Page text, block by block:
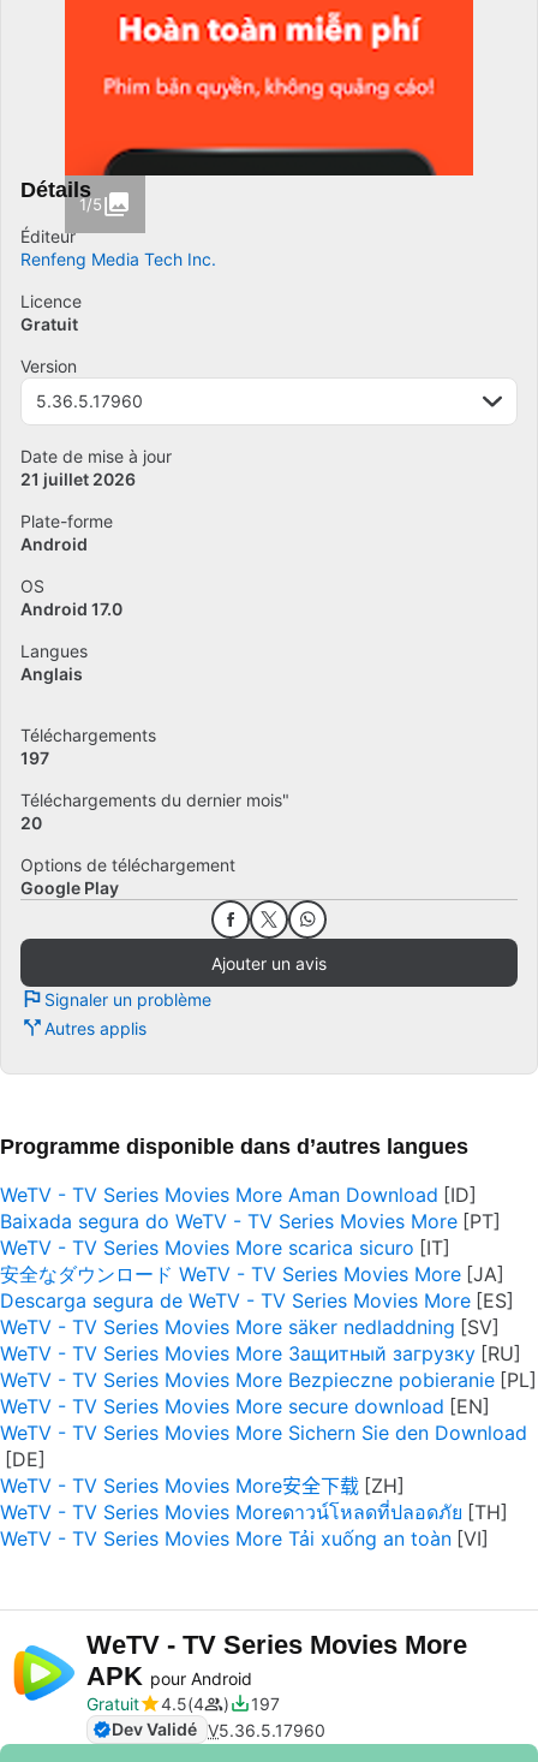
1/5
Détails
Éditeur
Renfeng Media Tech Inc.
Licence
Gratuit
Version
5.36.5.17960
Date de mise à jour
21 juillet 2026
Plate-forme
Android
OS
Android 17.0
Langues
Anglais
Téléchargements
197
Téléchargements du dernier mois"
20
Options de téléchargement
Google Play
Ajouter un avis
Signaler un problème
Autres applis
Programme disponible dans d’autres langues
WeTV - TV Series Movies More Aman Download
Baixada segura do WeTV - TV Series Movies More
WeTV - TV Series Movies More scarica sicuro
安全なダウンロード WeTV - TV Series Movies More
Descarga segura de WeTV - TV Series Movies More
WeTV - TV Series Movies More säker nedladdning
WeTV - TV Series Movies More Защитный загрузку
WeTV - TV Series Movies More Bezpieczne pobieranie
WeTV - TV Series Movies More secure download
WeTV - TV Series Movies More Sichern Sie den Download
WeTV - TV Series Movies More安全下载
WeTV - TV Series Movies Moreดาวน์โหลดที่ปลอดภัย
WeTV - TV Series Movies More Tải xuống an toàn
WeTV - TV Series Movies More
APK pour Android
Gratuit
4.5 4
197
Dev Validé V5.36.5.17960